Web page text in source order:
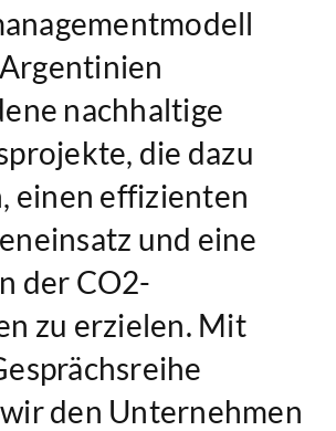
nachhaltige
die dazu
einen effizienten
und eine
der CO2-
zu erzielen. Mit
den Unternehmen